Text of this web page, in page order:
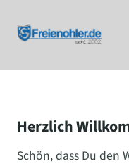
Inhalt
springen
Herzlich
Schön, dass Du den